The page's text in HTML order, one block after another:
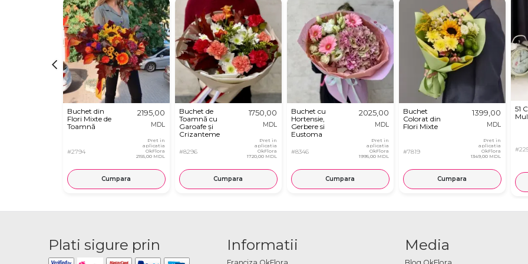
Buchet din
Flori Mixte de
Toamnă
#2794
2195,00
MDL
Pret in
aplicatia
OkFlora
2155,00 MDL
Cumpara
Buchet de
Toamnă cu
Garoafe și
Crizanteme
#8296
1750,00
MDL
Pret in
aplicatia
OkFlora
1720,00 MDL
Cumpara
Buchet cu
Hortensie,
Gerbere si
Eustoma
#8346
2025,00
MDL
Pret in
aplicatia
OkFlora
1995,00 MDL
Cumpara
Buchet
Colorat din
Flori Mixte
#7819
1399,00
MDL
Pret in
aplicatia
OkFlora
1349,00 MDL
Cumpara
51
Plati sigure prin Informatii Media